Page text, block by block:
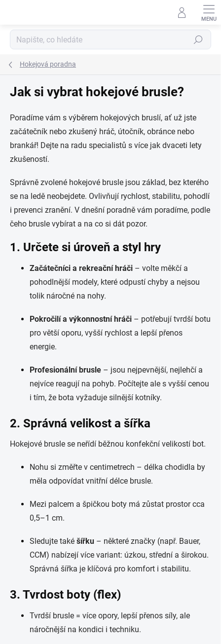
Hledat
Hokejová poradna
Jak si vybrat hokejové brusle?
Poradíme vám s výběrem hokejových bruslí, ať už jste
začátečník nebo zkušený hráč, útočník, obránce nebo
brankář! Dejte na radu specialistů s více jak dvaceti lety
zkušeností.
Správně zvolené hokejové brusle jsou základ, bez kterého
se na ledě neobejdete. Ovlivňují rychlost, stabilitu, pohodlí
i prevenci zranění. V dnešní poradně vám poradíme, podle
čeho brusle vybírat a na co si dát pozor.
1. Určete si úroveň a styl hry
Začátečníci a rekreační hráči – volte měkčí a
pohodlnější modely, které odpustí chyby a nejsou
tolik náročné na nohy.
Pokročilí a výkonnostní hráči – potřebují tvrdší botu
pro větší oporu, vyšší rychlost a lepší přenos
energie.
Profesionální brusle – jsou nejpevnější, nejlehčí a
nejvíce reagují na pohyb. Počítejte ale s vyšší cenou
i tím, že bota vyžaduje silnější kotníky.
2. Správná velikost a šířka
Hokejové brusle se neřídí běžnou konfekční velikostí bot.
Nohu si změřte v centimetrech – délka chodidla by
měla odpovídat vnitřní délce brusle.
Mezi palcem a špičkou boty má zůstat prostor cca
0,5–1 cm.
Sledujte také šířku – některé značky (např. Bauer,
CCM) nabízejí více variant: úzkou, střední a širokou.
Správná šířka je klíčová pro komfort i stabilitu.
3. Tvrdost boty (flex)
Tvrdší brusle = více opory, lepší přenos síly, ale
náročnější na kondici i techniku.